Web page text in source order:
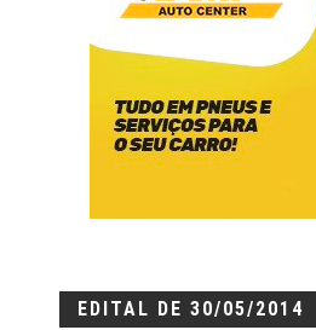
EDITAL DE 30/05/2014